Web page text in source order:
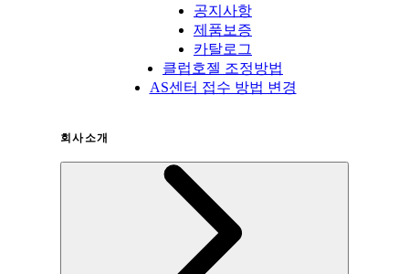
공지사항
제품보증
카탈로그
클럽호젤 조정방법
AS센터 접수 방법 변경
회사소개